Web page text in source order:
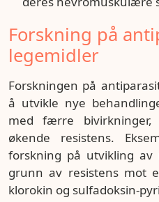
Forskning på
legemidler
Forskningen på
å utvikle nye
med færre
økende resistens.
forskning på utvikling av
grunn av resistens mot
klorokin og sulfadoksin-